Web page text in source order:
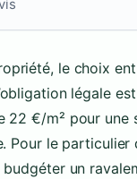
le choix
légale
22 €/m² pour
Pour le
un